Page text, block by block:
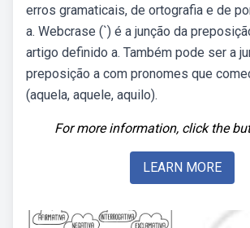
erros gramaticais, de ortografia e de
a. Webcrase (`) é a junção da
artigo definido a. Também pode ser a
preposição a com pronomes que
(aquela, aquele, aquilo).
For more information, click the
LEARN MORE